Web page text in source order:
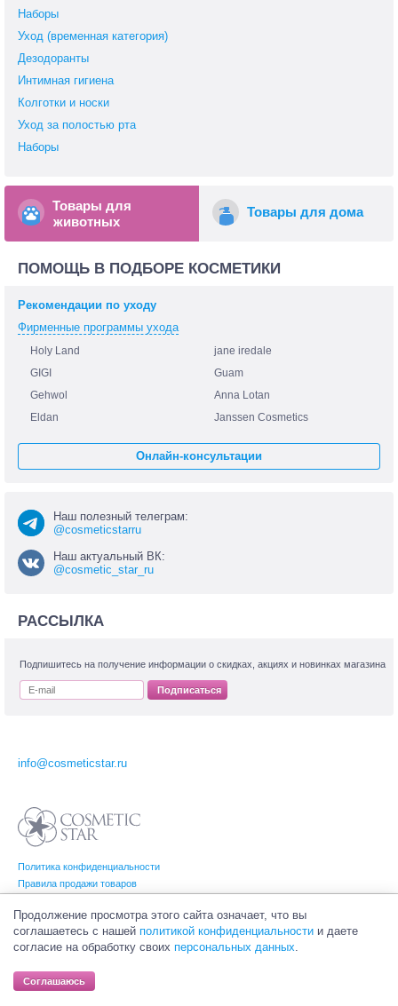
Наборы
Уход (временная категория)
Дезодоранты
Интимная гигиена
Колготки и носки
Уход за полостью рта
Наборы
Товары для
животных
Товары для дома
ПОМОЩЬ В ПОДБОРЕ КОСМЕТИКИ
Рекомендации по уходу
Фирменные программы ухода
Holy Land
jane iredale
GIGI
Guam
Gehwol
Anna Lotan
Eldan
Janssen Cosmetics
Онлайн-консультации
Наш полезный телеграм:
@cosmeticstarru
Наш актуальный ВК:
@cosmetic_star_ru
РАССЫЛКА
Подпишитесь на получение информации о скидках, акциях и новинках магазина
Подписаться
Политика конфиденциальности
Правила продажи товаров
info@cosmeticstar.ru
(Косметик Стар). Все права на товарные знаки принадлежат их законным
владельцам.
Продолжение просмотра этого сайта означает, что вы
соглашаетесь с нашей политикой конфиденциальности и даете
согласие на обработку своих персональных данных.
Соглашаюсь